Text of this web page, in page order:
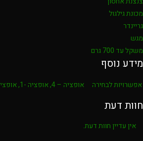
מכונת גילגול
גריינדר
מגש
משקל עד 700 גרם
מידע נוסף
אפשרויות לבחירה אופציה – 4, אופציה -1, אופציה -2, אופציה -3
חוות דעת
אין עדיין חוות דעת.